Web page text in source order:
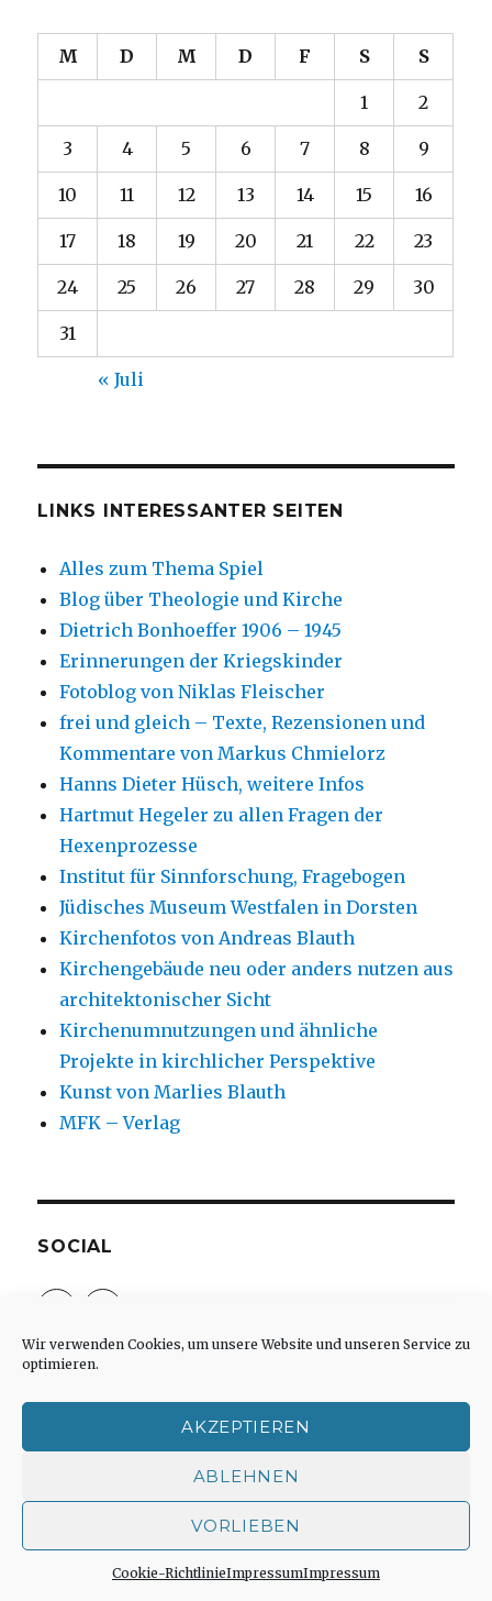
Wir verwenden Cookies, um unsere Website und unseren Service zu
optimieren.
AKZEPTIEREN
ABLEHNEN
VORLIEBEN
Cookie-RichtlinieImpressumImpressum
M D M D F S S
1 2
3 4 5 6 7 8 9
10 11 12 13 14 15 16
17 18 19 20 21 22 23
24 25 26 27 28 29 30
31
« Juli
LINKS INTERESSANTER SEITEN
Alles zum Thema Spiel
Blog über Theologie und Kirche
Dietrich Bonhoeffer 1906 – 1945
Erinnerungen der Kriegskinder
Fotoblog von Niklas Fleischer
frei und gleich – Texte, Rezensionen und
Kommentare von Markus Chmielorz
Hanns Dieter Hüsch, weitere Infos
Hartmut Hegeler zu allen Fragen der
Hexenprozesse
Institut für Sinnforschung, Fragebogen
Jüdisches Museum Westfalen in Dorsten
Kirchenfotos von Andreas Blauth
Kirchengebäude neu oder anders nutzen aus
architektonischer Sicht
Kirchenumnutzungen und ähnliche
Projekte in kirchlicher Perspektive
Kunst von Marlies Blauth
MFK – Verlag
SOCIAL
Profil
auf
Facebook
Profil
auf
Kommentar-Feed
WordPress.org